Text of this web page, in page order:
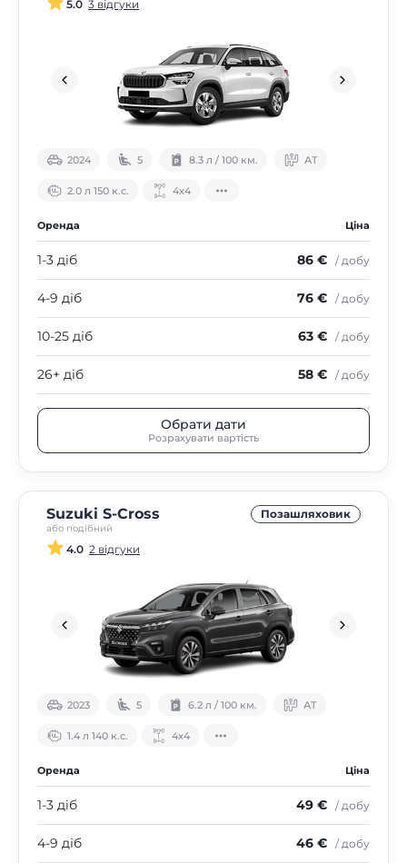
5.0 3 відгуки
2024 5 8.3 л / 100 км. АТ
2.0 л 150 к.с. 4х4
Оренда Ціна
1-3 діб 86 € / добу
4-9 діб 76 € / добу
10-25 діб 63 € / добу
26+ діб 58 € / добу
Обрати дати
Розрахувати вартість
Suzuki S-Cross
або подібний
Позашляховик
4.0 2 відгуки
2023 5 6.2 л / 100 км. АТ
1.4 л 140 к.с. 4х4
Оренда Ціна
1-3 діб 49 € / добу
4-9 діб 46 € / добу